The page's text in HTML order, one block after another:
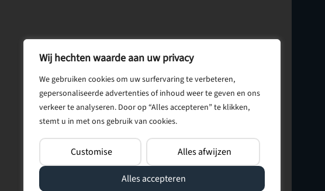
Wij hechten waarde aan uw privacy
We gebruiken cookies om uw surfervaring te verbeteren,
gepersonaliseerde advertenties of inhoud weer te geven en ons
verkeer te analyseren. Door op “Alles accepteren” te klikken,
stemt u in met ons gebruik van cookies.
Customise Alles afwijzen
Alles accepteren